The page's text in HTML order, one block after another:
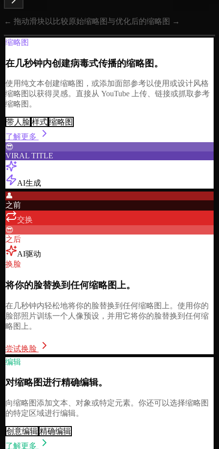
← 拖动滑块以比较原始缩略图与优化后的缩略图 →
缩略图
在几秒钟内创建病毒式传播的缩略图。
使用纯文本创建缩略图，或添加面部参考以使用或设计风格
缩略图以获得灵感。直接从 YouTube 上传、链接或抓取参考
缩略图。
带人脸 样式 缩略图
了解更多
😎
VIRAL TITLE
AI生成
👤
之前
交换
😎
之后
AI驱动
换脸
将你的脸替换到任何缩略图上。
在几秒钟内轻松地将你的脸替换到任何缩略图上。使用你的
脸部照片训练一个人像预设，并用它将你的脸替换到任何缩
略图上。
尝试换脸
编辑
对缩略图进行精确编辑。
向缩略图添加文本、对象或特定元素。你还可以选择缩略图
的特定区域进行编辑。
创意编辑 精确编辑
了解更多